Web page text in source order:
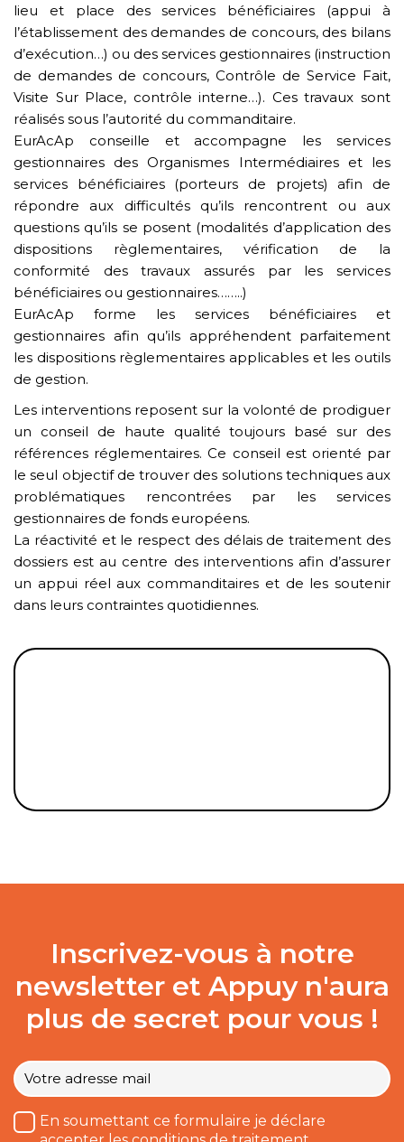
lieu et place des services bénéficiaires (appui à
l’établissement des demandes de concours, des bilans
d’exécution…) ou des services gestionnaires (instruction
de demandes de concours, Contrôle de Service Fait,
Visite Sur Place, contrôle interne…). Ces travaux sont
réalisés sous l’autorité du commanditaire.
EurAcAp conseille et accompagne les services
gestionnaires des Organismes Intermédiaires et les
services bénéficiaires (porteurs de projets) afin de
répondre aux difficultés qu’ils rencontrent ou aux
questions qu’ils se posent (modalités d’application des
dispositions règlementaires, vérification de la
conformité des travaux assurés par les services
bénéficiaires ou gestionnaires……..)
EurAcAp forme les services bénéficiaires et
gestionnaires afin qu’ils appréhendent parfaitement
les dispositions règlementaires applicables et les outils
de gestion.
Les interventions reposent sur la volonté de prodiguer
un conseil de haute qualité toujours basé sur des
références réglementaires. Ce conseil est orienté par
le seul objectif de trouver des solutions techniques aux
problématiques rencontrées par les services
gestionnaires de fonds européens.
La réactivité et le respect des délais de traitement des
dossiers est au centre des interventions afin d’assurer
un appui réel aux commanditaires et de les soutenir
dans leurs contraintes quotidiennes.
Inscrivez-vous à notre
newsletter et Appuy n'aura
plus de secret pour vous !
Votre
e-
mail *
Traitement
En soumettant ce formulaire je déclare